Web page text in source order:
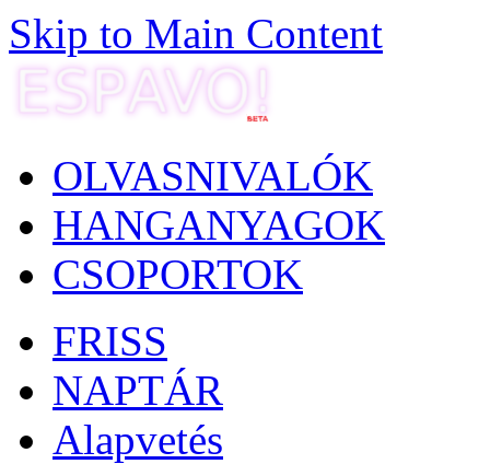
Skip to Main Content
OLVASNIVALÓK
HANGANYAGOK
CSOPORTOK
FRISS
NAPTÁR
Alapvetés